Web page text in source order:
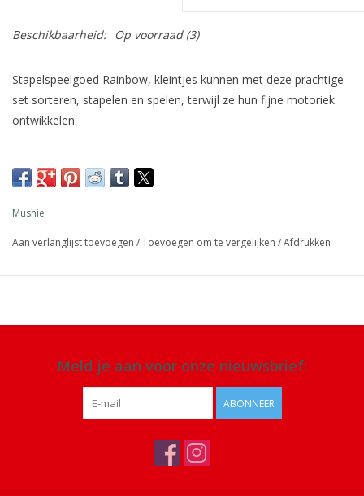
Beschikbaarheid: Op voorraad(3)
Stapelspeelgoed Rainbow, kleintjes kunnen met deze prachtige
set sorteren, stapelen en spelen, terwijl ze hun fijne motoriek
ontwikkelen.
Materiaal: kunststof, BPA ftalaat PVC vrij
Details: aanbevolen voor de leeftijd 1-3 jaar, schoonmaken met
Mushie
Aan verlanglijst toevoegen /Toevoegen om te vergelijken /Afdrukken
Meld je aan voor onze nieuwsbrief:
ABONNEER